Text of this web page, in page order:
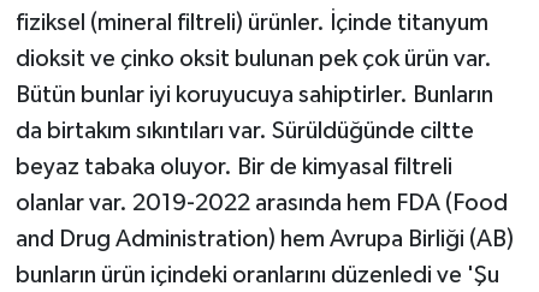
fiziksel (mineral filtreli) ürünler. İçinde titanyum
dioksit ve çinko oksit bulunan pek çok ürün var.
Bütün bunlar iyi koruyucuya sahiptirler. Bunların
da birtakım sıkıntıları var. Sürüldüğünde ciltte
beyaz tabaka oluyor. Bir de kimyasal filtreli
olanlar var. 2019-2022 arasında hem FDA (Food
and Drug Administration) hem Avrupa Birliği (AB)
bunların ürün içindeki oranlarını düzenledi ve 'Şu